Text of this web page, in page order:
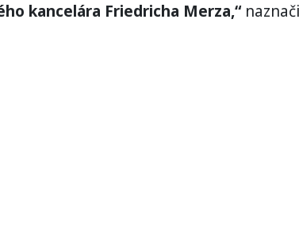
kancelára Friedricha Merza,“